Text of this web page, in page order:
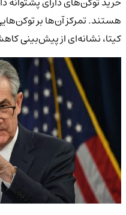
هستند. تمرکز آن‌ها بر
کیتا، نشانه‌ای از پیش‌بینی